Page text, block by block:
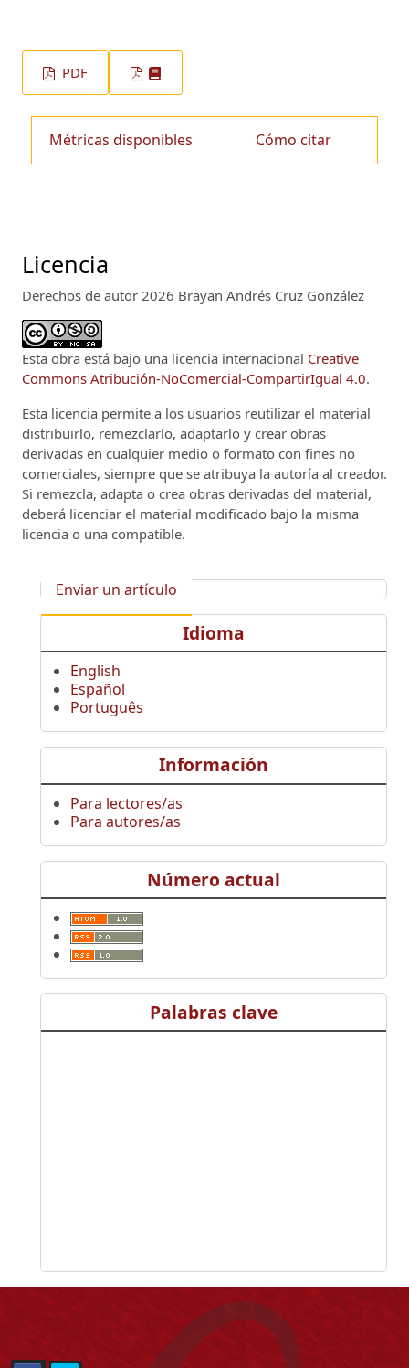
PDF
Métricas disponibles Cómo citar
Licencia
Derechos de autor 2026 Brayan Andrés Cruz González
Esta obra está bajo una licencia internacional Creative
Commons Atribución-NoComercial-CompartirIgual 4.0.
Esta licencia permite a los usuarios reutilizar el material
distribuirlo, remezclarlo, adaptarlo y crear obras
derivadas en cualquier medio o formato con fines no
comerciales, siempre que se atribuya la autoría al creador.
Si remezcla, adapta o crea obras derivadas del material,
deberá licenciar el material modificado bajo la misma
licencia o una compatible.
Enviar un artículo
Idioma
English
Español
Português
Información
Para lectores/as
Para autores/as
Número actual
Palabras clave